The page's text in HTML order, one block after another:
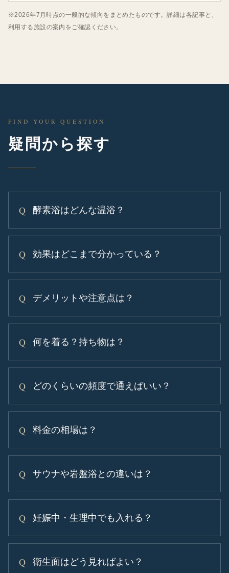
※2026年7月時点の一般的な傾向をまとめたものです。詳細は各記事と、
利用する施設の案内をご確認ください。
FIND YOUR QUESTION
疑問から探す
酵素浴はどんな温浴？
効果はどこまで分かっている？
デメリットや注意点は？
何を着る？持ち物は？
どのくらいの頻度で通えばいい？
料金の相場は？
サウナや岩盤浴との違いは？
妊娠中・生理中でも入れる？
衛生面はどう見ればよい？